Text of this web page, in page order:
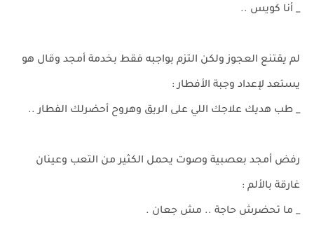
_ أنا كويس ..
لم يقتنع العجوز ولكن التزم بواجبه فقط بخدمة أمجد وقال هو
يستعد لإعداد وجبة الأفطار :
_ طب هديك علاجك اللي على الريق وهروح أحضرلك الفطار ..
رفض أمجد بعصبية وصوت يحمل الكثير من التعب وعينان
غارقة بالألم :
_ ما تحضرش حاجة .. مش جعان .